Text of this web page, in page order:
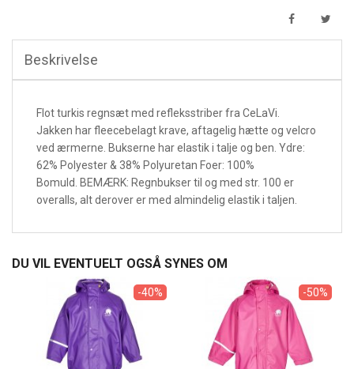
Beskrivelse
Flot turkis regnsæt med refleksstriber fra CeLaVi.
Jakken har fleecebelagt krave, aftagelig hætte og velcro
ved ærmerne. Bukserne har elastik i talje og ben. Ydre:
62% Polyester & 38% Polyuretan Foer: 100%
Bomuld. BEMÆRK: Regnbukser til og med str. 100 er
overalls, alt derover er med almindelig elastik i taljen.
DU VIL EVENTUELT OGSÅ SYNES OM
-40% -50%